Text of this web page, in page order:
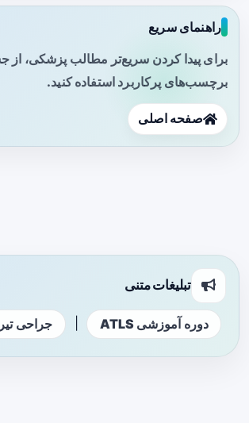
راهنمای سریع
برای پیدا کردن سریع‌تر مطالب پزشکی، از
برچسب‌های پرکاربرد استفاده کنید.
صفحه اصلی
تبلیغات متنی
دوره آموزشی ATLS جراحی